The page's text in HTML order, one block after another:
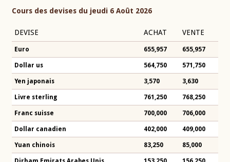
Cours des devises du jeudi 6 Août 2026
DEVISE ACHAT VENTE
Euro 655,957 655,957
Dollar us 564,750 571,750
Yen japonais 3,570 3,630
Livre sterling 761,250 768,250
Franc suisse 700,000 706,000
Dollar canadien 402,000 409,000
Yuan chinois 83,250 85,000